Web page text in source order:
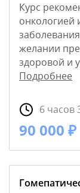
Курс
онкологией
желании
здоровой и
Подробнее
6 часов
90 000 ₽